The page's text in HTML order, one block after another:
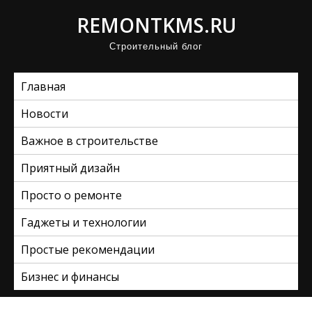
REMONTKMS.RU
Строительный блог
Главная
Новости
Важное в строительстве
Приятный дизайн
Просто о ремонте
Гаджеты и технологии
Простые рекомендации
Бизнес и финансы